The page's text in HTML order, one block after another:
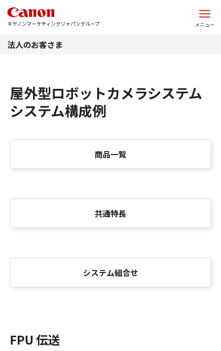
キヤノンマーケティングジャパングループ メニュー
法人のお客さま
屋外型ロボットカメラシステム
システム構成例
商品一覧
共通特長
システム組合せ
FPU 伝送